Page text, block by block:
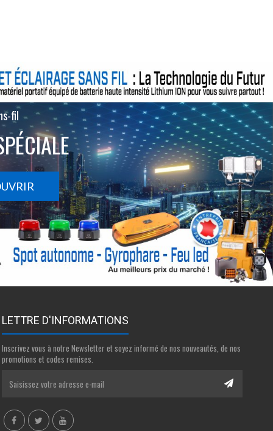
fil
LETTRE D'INFORMATIONS
Inscrivez vous à notre Newsletter et soyez informé de nos nouveautés, de nos
promotions et codes remises.